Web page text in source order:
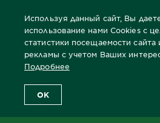
Используя данный сайт, Вы
использование нами Cookies с
статистики посещаемости сайта
рекламы с учетом Ваших
Подробнее
OK
Главная Лицо